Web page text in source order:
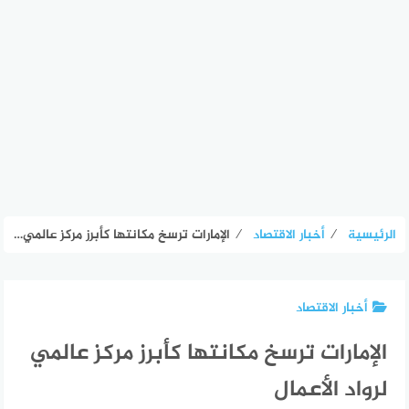
الرئيسية ⁄ أخبار الاقتصاد ⁄ الإمارات ترسخ مكانتها كأبرز مركز عالمي لرواد الأعمال
أخبار الاقتصاد
الإمارات ترسخ مكانتها كأبرز مركز عالمي
لرواد الأعمال